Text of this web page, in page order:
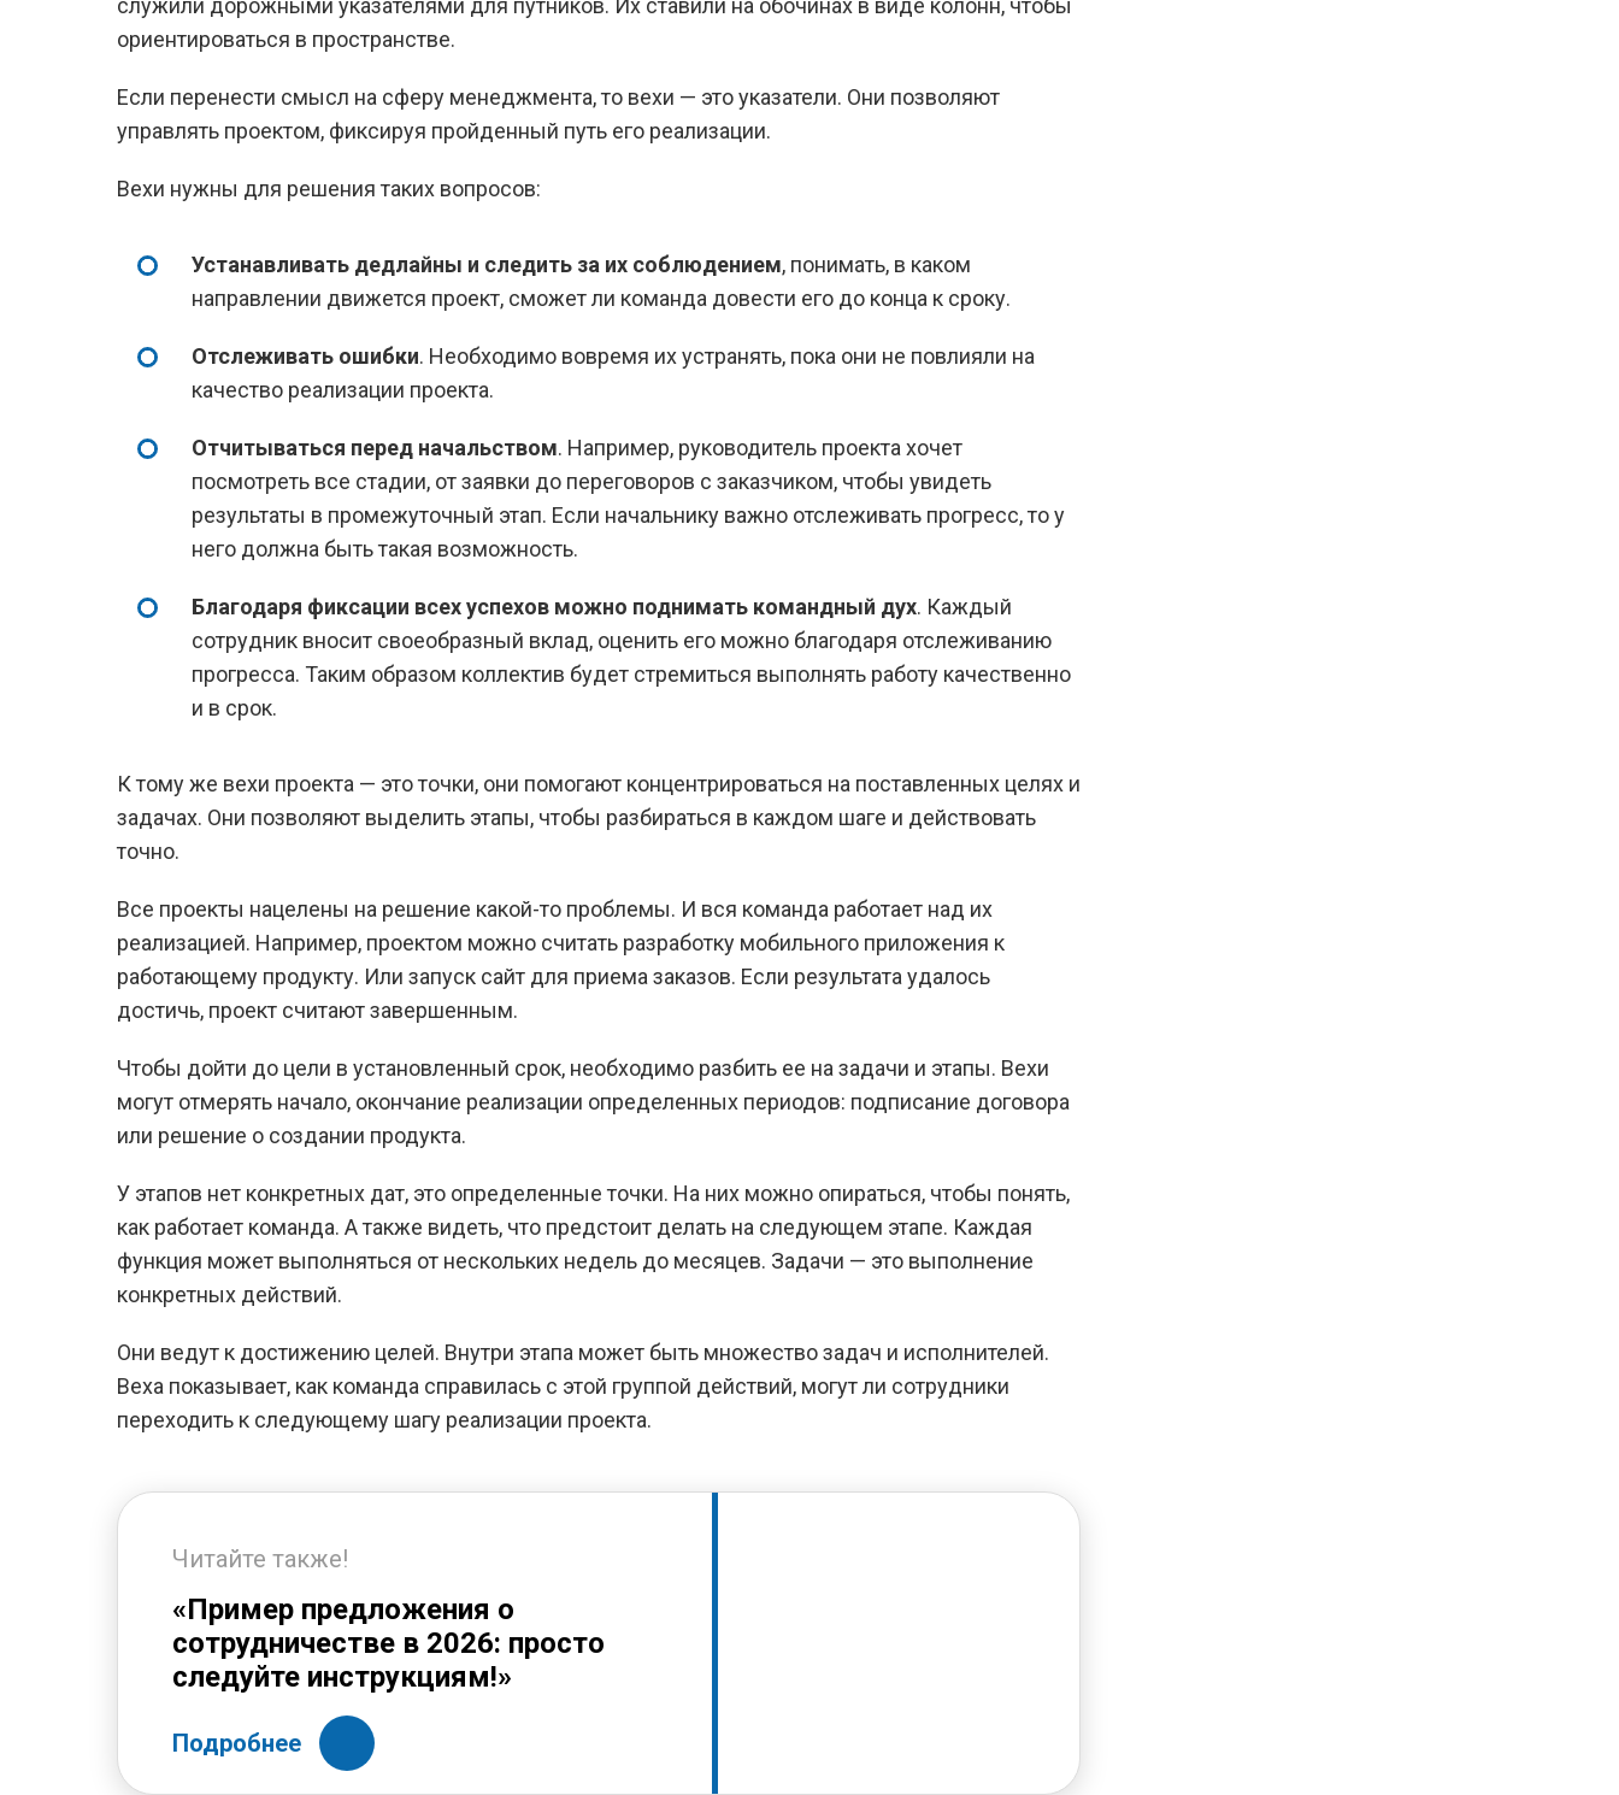
служили дорожными указателями для путников. Их ставили на обочинах в виде колонн, чтобы
ориентироваться в пространстве.
Если перенести смысл на сферу менеджмента, то вехи — это указатели. Они позволяют
управлять проектом, фиксируя пройденный путь его реализации.
Вехи нужны для решения таких вопросов:
Устанавливать дедлайны и следить за их соблюдением, понимать, в каком
направлении движется проект, сможет ли команда довести его до конца к сроку.
Отслеживать ошибки. Необходимо вовремя их устранять, пока они не повлияли на
качество реализации проекта.
Отчитываться перед начальством. Например, руководитель проекта хочет
посмотреть все стадии, от заявки до переговоров с заказчиком, чтобы увидеть
результаты в промежуточный этап. Если начальнику важно отслеживать прогресс, то у
него должна быть такая возможность.
Благодаря фиксации всех успехов можно поднимать командный дух. Каждый
сотрудник вносит своеобразный вклад, оценить его можно благодаря отслеживанию
прогресса. Таким образом коллектив будет стремиться выполнять работу качественно
и в срок.
К тому же вехи проекта — это точки, они помогают концентрироваться на поставленных целях и
задачах. Они позволяют выделить этапы, чтобы разбираться в каждом шаге и действовать
точно.
Все проекты нацелены на решение какой-то проблемы. И вся команда работает над их
реализацией. Например, проектом можно считать разработку мобильного приложения к
работающему продукту. Или запуск сайт для приема заказов. Если результата удалось
достичь, проект считают завершенным.
Чтобы дойти до цели в установленный срок, необходимо разбить ее на задачи и этапы. Вехи
могут отмерять начало, окончание реализации определенных периодов: подписание договора
или решение о создании продукта.
У этапов нет конкретных дат, это определенные точки. На них можно опираться, чтобы понять,
как работает команда. А также видеть, что предстоит делать на следующем этапе. Каждая
функция может выполняться от нескольких недель до месяцев. Задачи — это выполнение
конкретных действий.
Они ведут к достижению целей. Внутри этапа может быть множество задач и исполнителей.
Веха показывает, как команда справилась с этой группой действий, могут ли сотрудники
переходить к следующему шагу реализации проекта.
Читайте также!
«Пример предложения о
сотрудничестве в 2026: просто
следуйте инструкциям!»
Подробнее